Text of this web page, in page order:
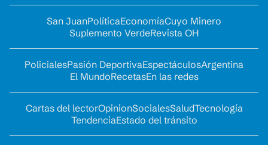
San JuanPolíticaEconomíaCuyo Minero
Suplemento VerdeRevista OH
PolicialesPasión DeportivaEspectáculosArgentina
El MundoRecetasEn las redes
Cartas del lectorOpinionSocialesSaludTecnología
TendenciaEstado del tránsito